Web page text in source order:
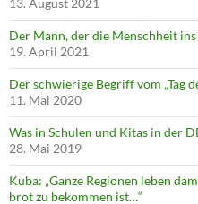
13. August 2021
Der Mann, der die Menschheit
19. April 2021
Der schwierige Begriff vom „Tag
11. Mai 2020
Was in Schulen und Kitas in der
28. Mai 2019
Kuba: „Ganze Regionen leben
brot zu bekommen ist…“